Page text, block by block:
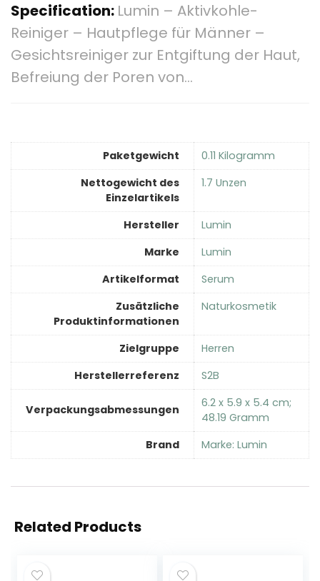
Specification: Lumin – Aktivkohle-
Reiniger – Hautpflege für Männer –
Gesichtsreiniger zur Entgiftung der Haut,
Befreiung der Poren von…
Paketgewicht
‎0.11 Kilogramm
Nettogewicht des
Einzelartikels
‎1.7 Unzen
Hersteller
‎Lumin
Marke
‎Lumin
Artikelformat
‎Serum
Zusätzliche
Produktinformationen
‎Naturkosmetik
Zielgruppe
‎Herren
Herstellerreferenz
‎S2B
Verpackungsabmessungen
‎6.2 x 5.9 x 5.4 cm;
48.19 Gramm
Brand
Marke: Lumin
Related Products